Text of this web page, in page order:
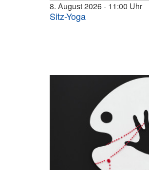
8. August 2026 11:00
Sitz-Yoga